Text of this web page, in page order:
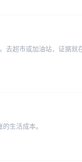
超市或加油站，证据
生活成本。